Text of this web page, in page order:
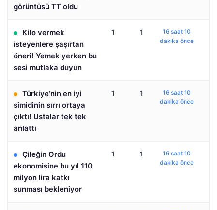
görüntüsü TT oldu
Kilo vermek
isteyenlere şaşırtan
öneri! Yemek yerken bu
sesi mutlaka duyun
1 1
16 saat 10
dakika önce
Türkiye’nin en iyi
simidinin sırrı ortaya
çıktı! Ustalar tek tek
anlattı
1 1
16 saat 10
dakika önce
Çileğin Ordu
ekonomisine bu yıl 110
milyon lira katkı
sunması bekleniyor
1 1
16 saat 10
dakika önce